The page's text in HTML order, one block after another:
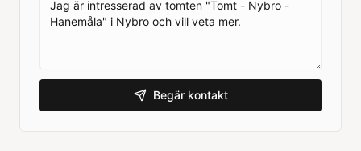
Begär kontakt